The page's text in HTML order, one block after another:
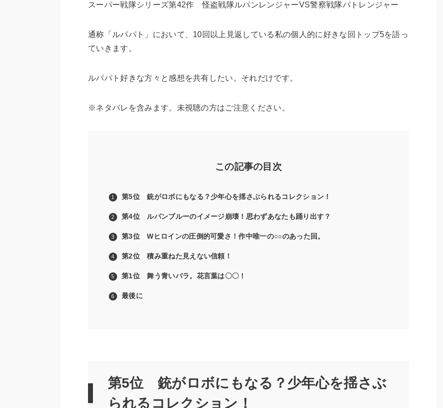
スーパー戦隊シリーズ第42作 怪盗戦隊ルパンレンジャーVS警察戦隊パトレンジャー
通称「ルパパト」において、10回以上見返している私の個人的に好きな回トップ5を語っ
ていきます。
ルパパト好きな方々と感想を共有したい。それだけです。
※ネタバレを含みます。未視聴の方はご注意ください。
この記事の目次
第5位 銃がロボにもなる？少年心を揺さぶられるコレクション！
第4位 ルパンブルーのイメージ崩壊！思わずあなたも踊り出す？
第3位 Wヒロインの圧倒的可愛さ！作中唯一の○○のあった回。
第2位 積み重ねた見えない信頼！
第1位 舞う青いバラ。花言葉は〇〇！
最後に
第5位 銃がロボにもなる？少年心を揺さぶ
られるコレクション！